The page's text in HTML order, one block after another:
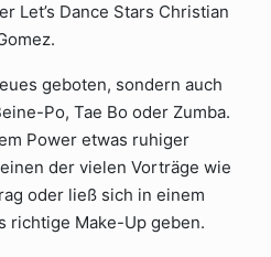
Let’s Dance Stars Christian
geboten, sondern auch
Po, Tae Bo oder Zumba.
Power etwas ruhiger
der vielen Vorträge wie
oder ließ sich in einem
richtige Make-Up geben.